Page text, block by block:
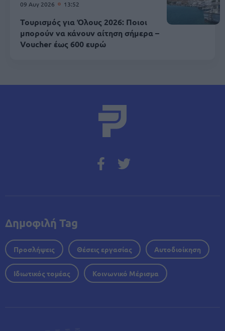
09 Αυγ 2026 13:52
Τουρισμός για Όλους 2026: Ποιοι
μπορούν να κάνουν αίτηση σήμερα –
Voucher έως 600 ευρώ
Δημοφιλή Tag
Προσλήψεις Θέσεις εργασίας Αυτοδιοίκηση
Ιδιωτικός τομέας Κοινωνικό Μέρισμα